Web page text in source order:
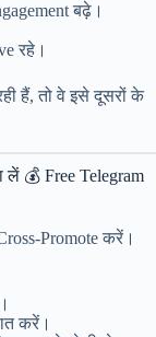
बढ़े।
रहे।
हैं, तो वे इसे दूसरों के
लें 💰 Free Telegram
Promote करें।
करें।